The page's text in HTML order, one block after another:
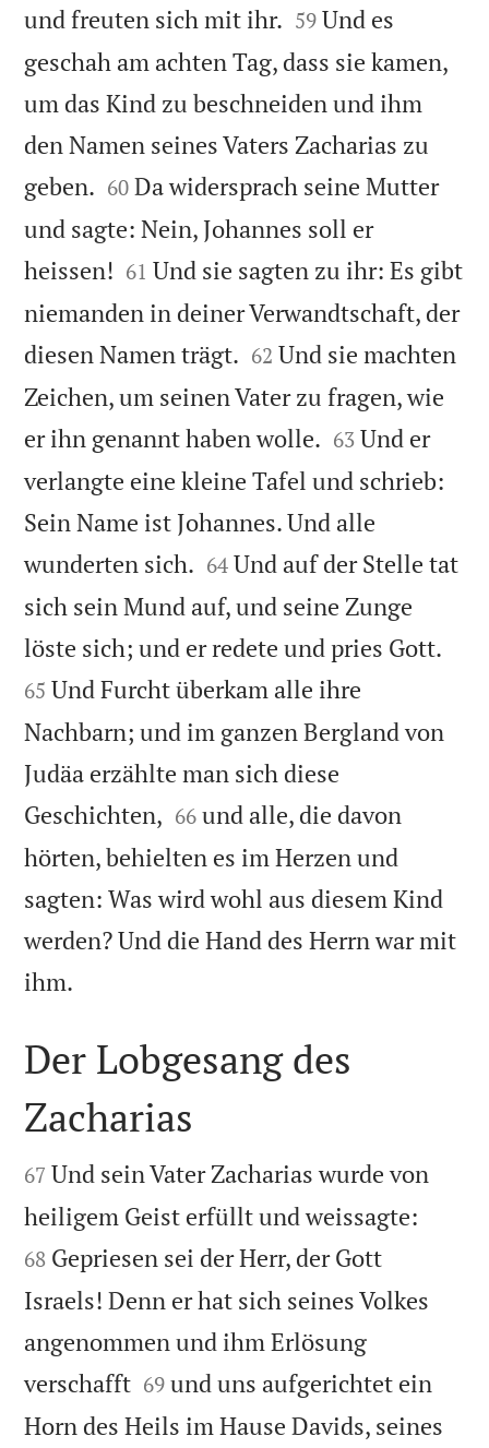
und freuten sich mit ihr. 

59 Und es
geschah am achten Tag, dass sie kamen,
um das Kind zu beschneiden und ihm
den Namen seines Vaters Zacharias zu
geben. 

60 Da widersprach seine Mutter
und sagte: Nein, Johannes soll er
heissen! 

61 Und sie sagten zu ihr: Es gibt
niemanden in deiner Verwandtschaft, der
diesen Namen trägt. 

62 Und sie machten
Zeichen, um seinen Vater zu fragen, wie
er ihn genannt haben wolle. 

63 Und er
verlangte eine kleine Tafel und schrieb:
Sein Name ist Johannes. Und alle
wunderten sich. 

64 Und auf der Stelle tat
sich sein Mund auf, und seine Zunge
löste sich; und er redete und pries Gott.
65 Und Furcht überkam alle ihre
Nachbarn; und im ganzen Bergland von
Judäa erzählte man sich diese
Geschichten, 

66 und alle, die davon
hörten, behielten es im Herzen und
sagten: Was wird wohl aus diesem Kind
werden? Und die Hand des Herrn war mit
ihm.

Der Lobgesang des
Zacharias

67 Und sein Vater Zacharias wurde von
heiligem Geist erfüllt und weissagte:
68 Gepriesen sei der Herr, der Gott
Israels! Denn er hat sich seines Volkes
angenommen und ihm Erlösung
verschafft
69 und uns aufgerichtet ein
Horn des Heils im Hause Davids, seines